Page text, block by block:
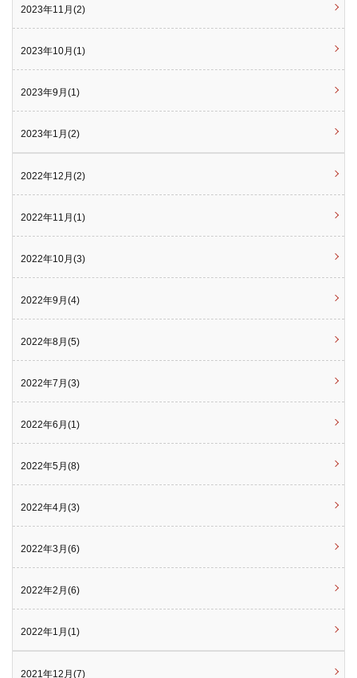
2023年11月(2)
2023年10月(1)
2023年9月(1)
2023年1月(2)
2022年12月(2)
2022年11月(1)
2022年10月(3)
2022年9月(4)
2022年8月(5)
2022年7月(3)
2022年6月(1)
2022年5月(8)
2022年4月(3)
2022年3月(6)
2022年2月(6)
2022年1月(1)
2021年12月(7)